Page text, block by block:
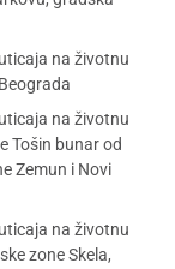
na životnu
na životnu
Tošin bunar od
Zemun i Novi
na životnu
zone Skela,